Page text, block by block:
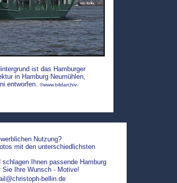
ist das Hamburger
in Hamburg Neumühlen,
entworfen. ©www.bildarchiv-
Nutzung?
mit den unterschiedlichsten
Ihnen passende Hamburg
Sie Ihre Wunsch - Motive!
bellin.de